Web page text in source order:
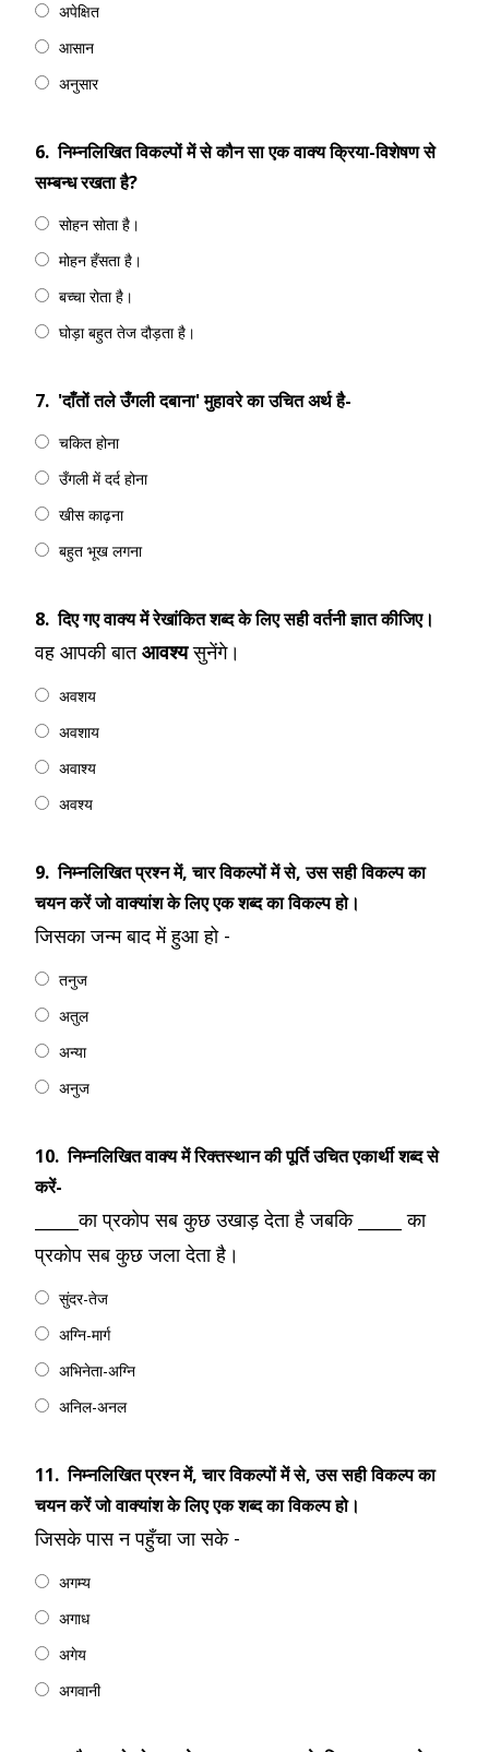
अपेक्षित
आसान
अनुसार
6. निम्नलिखित विकल्पों में से कौन सा एक वाक्य क्रिया-विशेषण से
सम्बन्ध रखता है?
सोहन सोता है।
मोहन हँसता है।
बच्चा रोता है।
घोड़ा बहुत तेज दौड़ता है।
7. 'दाँतों तले उँगली दबाना' मुहावरे का उचित अर्थ है-
चकित होना
उँगली में दर्द होना
खीस काढ़ना
बहुत भूख लगना
8. दिए गए वाक्य में रेखांकित शब्द के लिए सही वर्तनी ज्ञात कीजिए।
वह आपकी बातआवश्यसुनेंगे।
अवशय
अवशाय
अवाश्य
अवश्य
9. निम्नलिखित प्रश्न में, चार विकल्पों में से, उस सही विकल्‍प का
चयन करें जो वाक्यांश के लिए एक शब्द का विकल्प हो।
जिसका जन्म बाद में हुआ हो -
तनुज
अतुल
अन्या
अनुज
10. निम्नलिखित वाक्य में रिक्तस्थान की पूर्ति उचित एकार्थी शब्द से
करें-
_____का प्रकोप सब कुछ उखाड़ देता है जबकि _____ का
प्रकोप सब कुछ जला देता है।
सुंदर-तेज
अग्नि-मार्ग
अभिनेता-अग्नि
अनिल-अनल
11. निम्नलिखित प्रश्न में, चार विकल्पों में से, उस सही विकल्‍प का
चयन करें जो वाक्यांश के लिए एक शब्द का विकल्प हो।
जिसके पास न पहुँचा जा सके -
अगम्य
अगाध
अगेय
अगवानी